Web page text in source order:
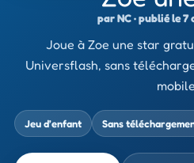
par NC · publié le
Joue à Zoe une star
Universflash, sans
Jeu d’enfant Sans